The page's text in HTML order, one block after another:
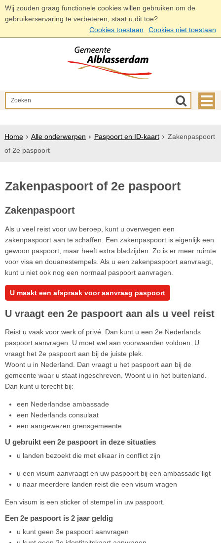
Wij zouden graag functionele cookies willen gebruiken om de
gebruikerservaring te verbeteren, staat u dit toe?
Cookies toestaan
Cookies niet toestaan
Home Alle onderwerpen Paspoort en ID-kaart
Zakenpaspoort
of 2e paspoort
Zakenpaspoort of 2e paspoort
Zakenpaspoort
Als u veel reist voor uw beroep, kunt u overwegen een
zakenpaspoort aan te schaffen. Een zakenpaspoort is eigenlijk een
gewoon paspoort, maar heeft extra bladzijden. Zo is er meer ruimte
voor visa en douanestempels. Als u een zakenpaspoort aanvraagt,
kunt u niet ook nog een normaal paspoort aanvragen.
U maakt een afspraak voor aanvraag paspoort
U vraagt een 2e paspoort aan als u veel reist
Reist u vaak voor werk of privé. Dan kunt u een 2e Nederlands
paspoort aanvragen. U moet wel aan voorwaarden voldoen. U
vraagt het 2e paspoort aan bij de juiste plek.
Woont u in Nederland. Dan vraagt u het paspoort aan bij de
gemeente waar u staat ingeschreven. Woont u in het buitenland.
Dan kunt u terecht bij:
een Nederlandse ambassade
een Nederlands consulaat
een aangewezen grensgemeente
U gebruikt een 2e paspoort in deze situaties
u landen bezoekt die met elkaar in conflict zijn
u een visum aanvraagt en uw paspoort bij een ambassade ligt
u naar meerdere landen reist die een visum vragen
Een visum is een sticker of stempel in uw paspoort.
Een 2e paspoort is 2 jaar geldig
u kunt geen 3e paspoort aanvragen